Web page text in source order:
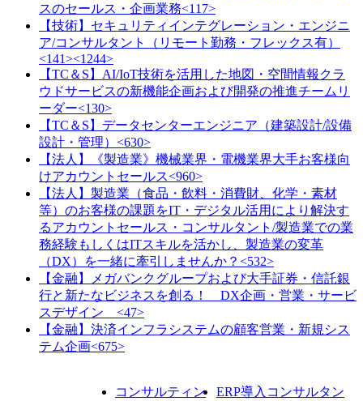
スのセールス・企画業務<117>
【技術】セキュリティインテグレーション・エンジニ
ア/コンサルタント（リモート勤務・フレックス有）
<141><1244>
【TC＆S】AI/IoT技術を活用した地図・空間情報クラ
ウドサービスの新機能企画および開発の推進チームリ
ーダー<130>
【TC＆S】データセンターエンジニア（建築設計/設備
設計・管理）<630>
【法人】《製造業》機械業界・電機業界大手お客様向
けアカウントセールス<960>
【法人】製造業（食品・飲料・消費財、化学・素材
等）のお客様の課題をIT・デジタル活用により解決す
るアカウントセールス・コンサルタント/製造業での業
務経験もしくはITスキルを活かし、製造業の変革
（DX）を一緒に牽引しませんか？<532>
【金融】メガバンクグループおよび大手証券・信託銀
行と新たなビジネスを創る！ DX企画・営業・サービ
スデザイン <47>
【金融】決済インフラシステムの顧客営業・新規シス
テム企画<675>
コンサルティン
ERP導入コンサルタン